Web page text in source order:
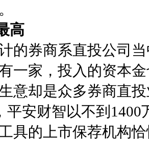
高
的券商系直投公司
一家，投入的资本
意却是众多券商直
平安财智以不到
具的上市保荐机构